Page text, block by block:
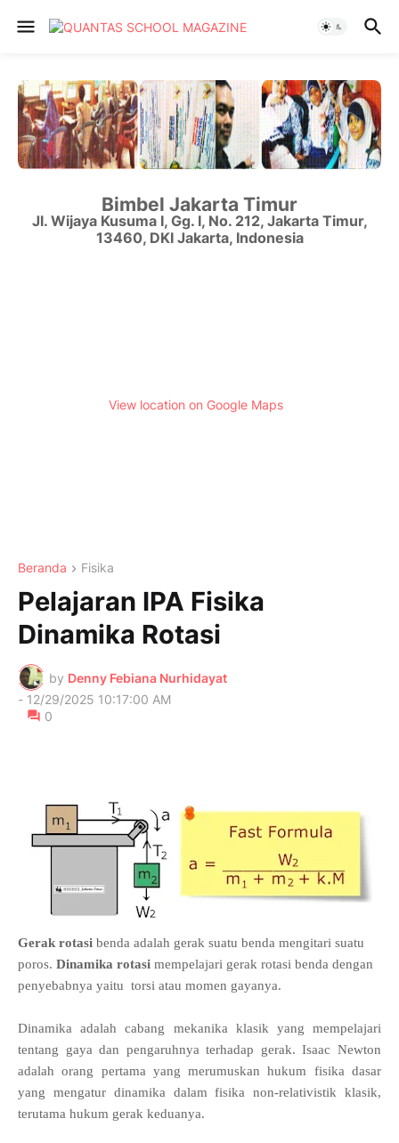
Bimbel Jakarta Timur
Jl. Wijaya Kusuma I, Gg. I, No. 212, Jakarta Timur,
13460, DKI Jakarta, Indonesia
View location on Google Maps
Beranda Fisika
Pelajaran IPA Fisika
Dinamika Rotasi
by Denny Febiana Nurhidayat
- 12/29/2025 10:17:00 AM
0
Gerak rotasi benda adalah gerak suatu benda mengitari suatu
poros. Dinamika rotasi mempelajari gerak rotasi benda dengan
penyebabnya yaitu torsi atau momen gayanya.
Dinamika adalah cabang mekanika klasik yang mempelajari
tentang gaya dan pengaruhnya terhadap gerak. Isaac Newton
adalah orang pertama yang merumuskan hukum fisika dasar
yang mengatur dinamika dalam fisika non-relativistik klasik,
terutama hukum gerak keduanya.